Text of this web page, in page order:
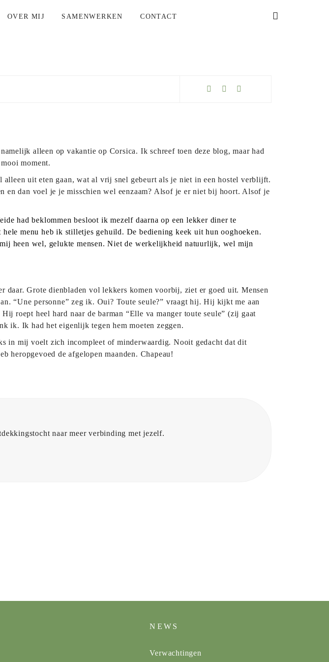
OVER MIJ SAMENWERKEN CONTACT
alleen op vakantie op Corsica. Ik schreef toen deze blog, maar had
moment.
alleen uit eten gaan, wat al vrij snel gebeurt als je niet in een hostel verblijft.
en dan voel je je misschien wel eenzaam? Alsof je er niet bij hoort. Alsof je
had beklommen besloot ik mezelf daarna op een lekker diner te
menu heb ik stilletjes gehuild. De bediening keek uit hun ooghoeken.
heen wel, gelukte mensen. Niet de werkelijkheid natuurlijk, wel mijn
daar. Grote dienbladen vol lekkers komen voorbij, ziet er goed uit. Mensen
“Une personne” zeg ik. Oui? Toute seule?” vraagt hij. Hij kijkt me aan
roept heel hard naar de barman “Elle va manger toute seule” (zij gaat
ik. Ik had het eigenlijk tegen hem moeten zeggen.
in mij voelt zich incompleet of minderwaardig. Nooit gedacht dat dit
heropgevoed de afgelopen maanden. Chapeau!
naar meer verbinding met jezelf.
NEWS
Verwachtingen